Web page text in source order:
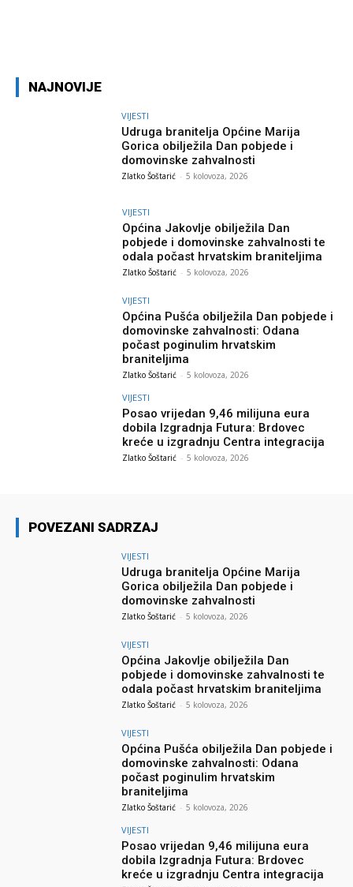
NAJNOVIJE
VIJESTI
Udruga branitelja Općine Marija
Gorica obilježila Dan pobjede i
domovinske zahvalnosti
Zlatko Šoštarić - 5 kolovoza, 2026
VIJESTI
Općina Jakovlje obilježila Dan
pobjede i domovinske zahvalnosti te
odala počast hrvatskim braniteljima
Zlatko Šoštarić - 5 kolovoza, 2026
VIJESTI
Općina Pušća obilježila Dan pobjede i
domovinske zahvalnosti: Odana
počast poginulim hrvatskim
braniteljima
Zlatko Šoštarić - 5 kolovoza, 2026
VIJESTI
Posao vrijedan 9,46 milijuna eura
dobila Izgradnja Futura: Brdovec
kreće u izgradnju Centra integracija
Zlatko Šoštarić - 5 kolovoza, 2026
POVEZANI SADRZAJ
VIJESTI
Udruga branitelja Općine Marija
Gorica obilježila Dan pobjede i
domovinske zahvalnosti
Zlatko Šoštarić - 5 kolovoza, 2026
VIJESTI
Općina Jakovlje obilježila Dan
pobjede i domovinske zahvalnosti te
odala počast hrvatskim braniteljima
Zlatko Šoštarić - 5 kolovoza, 2026
VIJESTI
Općina Pušća obilježila Dan pobjede i
domovinske zahvalnosti: Odana
počast poginulim hrvatskim
braniteljima
Zlatko Šoštarić - 5 kolovoza, 2026
VIJESTI
Posao vrijedan 9,46 milijuna eura
dobila Izgradnja Futura: Brdovec
kreće u izgradnju Centra integracija